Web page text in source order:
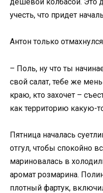
учесть, что придет
Антон только
– Поль, ну что ты
свой салат, тебе же
краю, кто захочет –
как территорию какую-
Пятница началась
отгул, чтобы спокойно
мариновалась в
аромат розмарина.
плотный фартук,